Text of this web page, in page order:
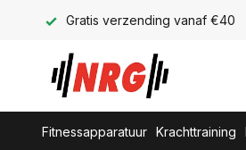
Gratis verzending vanaf €40
Fitnessapparatuur Krachttraining